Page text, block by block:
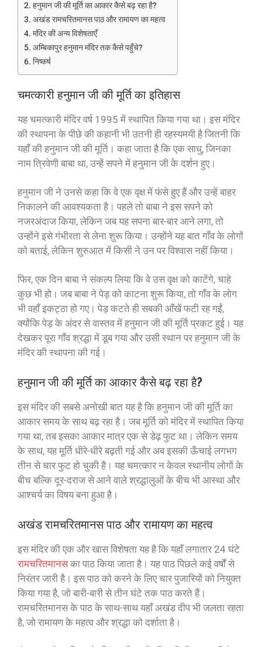
हनुमान जी की मूर्ति का आकार कैसे बढ़ रहा है?
अखंड रामचरितमानस पाठ और रामायण का महत्व
मंदिर की अन्य विशेषताएँ
अम्बिकापुर हनुमान मंदिर तक कैसे पहुँचे?
निष्कर्ष
चमत्कारी हनुमान जी की मूर्ति का इतिहास
यह चमत्कारी मंदिर वर्ष 1995 में स्थापित किया गया था। इस मंदिर
की स्थापना के पीछे की कहानी भी उतनी ही रहस्यमयी है जितनी कि
यहाँ की हनुमान जी की मूर्ति। कहा जाता है कि एक साधु, जिनका
नाम त्रिवेणी बाबा था, उन्हें सपने में हनुमान जी के दर्शन हुए।
हनुमान जी ने उनसे कहा कि वे एक वृक्ष में फंसे हुए हैं और उन्हें बाहर
निकालने की आवश्यकता है। पहले तो बाबा ने इस सपने को
नजरअंदाज किया, लेकिन जब यह सपना बार-बार आने लगा, तो
उन्होंने इसे गंभीरता से लेना शुरू किया। उन्होंने यह बात गाँव के लोगों
को बताई, लेकिन शुरुआत में किसी ने उन पर विश्वास नहीं किया।
फिर, एक दिन बाबा ने संकल्प लिया कि वे उस वृक्ष को काटेंगे, चाहे
कुछ भी हो। जब बाबा ने पेड़ को काटना शुरू किया, तो गाँव के लोग
भी वहाँ इकट्ठा हो गए। पेड़ कटते ही सबकी आँखें फटी रह गईं,
क्योंकि पेड़ के अंदर से वास्तव में हनुमान जी की मूर्ति प्रकट हुई। यह
देखकर पूरा गाँव श्रद्धा में डूब गया और उसी स्थान पर हनुमान जी के
मंदिर की स्थापना की गई।
हनुमान जी की मूर्ति का आकार कैसे बढ़ रहा है?
इस मंदिर की सबसे अनोखी बात यह है कि हनुमान जी की मूर्ति का
आकार समय के साथ बढ़ रहा है। जब मूर्ति को मंदिर में स्थापित किया
गया था, तब इसका आकार मात्र एक से डेढ़ फुट था। लेकिन समय
के साथ, यह मूर्ति धीरे-धीरे बढ़ती गई और अब इसकी ऊँचाई लगभग
तीन से चार फुट हो चुकी है। यह चमत्कार न केवल स्थानीय लोगों के
बीच बल्कि दूर-दराज से आने वाले श्रद्धालुओं के बीच भी आस्था और
आश्चर्य का विषय बना हुआ है।
अखंड रामचरितमानस पाठ और रामायण का महत्व
इस मंदिर की एक और खास विशेषता यह है कि यहाँ लगातार 24 घंटे
रामचरितमानसका पाठ किया जाता है। यह पाठ पिछले कई वर्षों से
निरंतर जारी है। इस पाठ को करने के लिए चार पुजारियों को नियुक्त
किया गया है, जो बारी-बारी से तीन घंटे तक पाठ करते हैं।
रामचरितमानस के पाठ के साथ-साथ यहाँ अखंड दीप भी जलता रहता
है, जो रामायण के महत्व और श्रद्धा को दर्शाता है।